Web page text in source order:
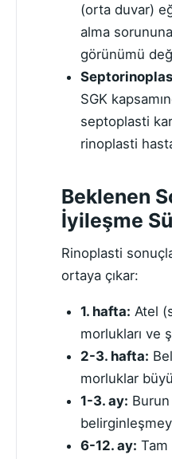
(orta duvar)
alma sorununa
görünümü
SGK
septoplasti
rinoplasti
Beklenen
İyileşme
Rinoplasti
ortaya çıkar:
1. hafta: Atel
morlukları ve
2-3. hafta:
morluklar
1-3. ay:
6-12. ay: